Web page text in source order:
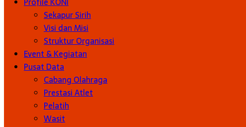
Sekapur Sirih
Visi dan Misi
Struktur Organisasi
Event & Kegiatan
Pusat Data
Cabang Olahraga
Prestasi Atlet
Pelatih
Wasit